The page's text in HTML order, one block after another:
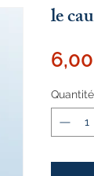
le
Quantité